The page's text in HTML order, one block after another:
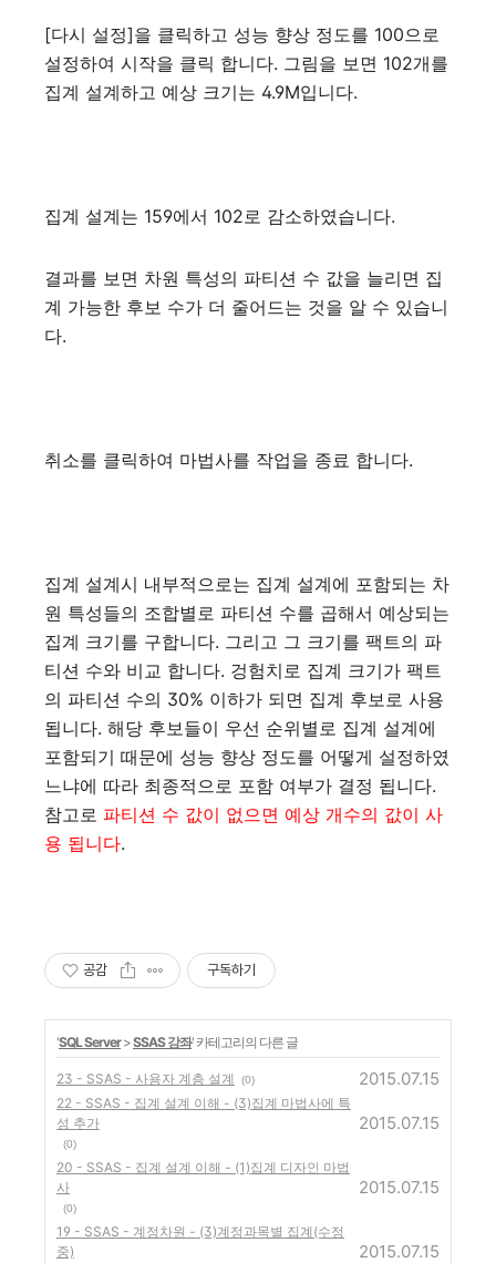
[다시 설정]을 클릭하고 성능 향상 정도를 100으로
설정하여 시작을 클릭 합니다. 그림을 보면 102개를
집계 설계하고 예상 크기는 4.9M입니다.
집계 설계는 159에서 102로 감소하였습니다.
결과를 보면 차원 특성의 파티션 수 값을 늘리면 집
계 가능한 후보 수가 더 줄어드는 것을 알 수 있습니
다.
취소를 클릭하여 마법사를 작업을 종료 합니다.
집계 설계시 내부적으로는 집계 설계에 포함되는 차
원 특성들의 조합별로 파티션 수를 곱해서 예상되는
집계 크기를 구합니다. 그리고 그 크기를 팩트의 파
티션 수와 비교 합니다. 겅험치로 집계 크기가 팩트
의 파티션 수의 30% 이하가 되면 집계 후보로 사용
됩니다. 해당 후보들이 우선 순위별로 집계 설계에
포함되기 때문에 성능 향상 정도를 어떻게 설정하였
느냐에 따라 최종적으로 포함 여부가 결정 됩니다.
참고로 파티션 수 값이 없으면 예상 개수의 값이 사
용 됩니다.
공감 구독하기
'SQL Server>SSAS 강좌' 카테고리의 다른 글
23 - SSAS - 사용자 계층 설계 (0) 2015.07.15
22 - SSAS - 집계 설계 이해 - (3)집계 마법사에 특
성 추가
(0)
2015.07.15
20 - SSAS - 집계 설계 이해 - (1)집계 디자인 마법
사
(0)
2015.07.15
19 - SSAS - 계정차원 - (3)계정과목별 집계(수정
중)
2015.07.15